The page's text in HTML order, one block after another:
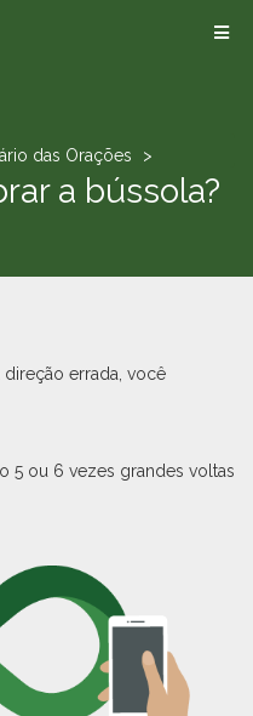
das Orações
a bússola?
direção errada, você
5 ou 6 vezes grandes voltas